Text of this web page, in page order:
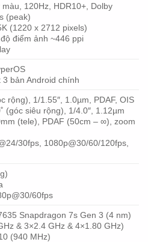
120Hz, HDR10+, Dolby
(peak)
(1220 x 2712 pixels)
điểm ảnh ~446 ppi
bản Android chính
rộng), 1/1.55″, 1.0µm, PDAF, OIS
(góc siêu rộng), 1/4.0″, 1.12µm
(tele), PDAF (50cm – ∞), zoom
30fps, 1080p@30/60/120fps,
60fps
Snapdragon 7s Gen 3 (4 nm)
& 3×2.4 GHz & 4×1.80 GHz)
(940 MHz)